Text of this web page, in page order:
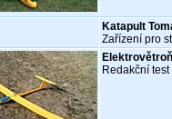
Katapult
Zařízení pro
Redakční